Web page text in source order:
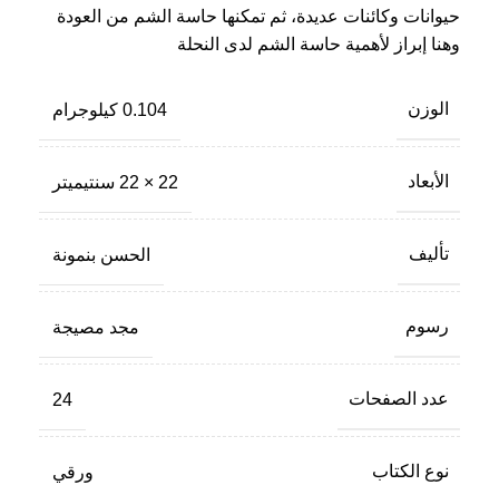
حيوانات وكائنات عديدة، ثم تمكنها حاسة الشم من العودة
وهنا إبراز لأهمية حاسة الشم لدى النحلة
الوزن 0.104 كيلوجرام
الأبعاد 22 × 22 سنتيميتر
تأليف الحسن بنمونة
رسوم مجد مصيجة
عدد الصفحات 24
نوع الكتاب ورقي